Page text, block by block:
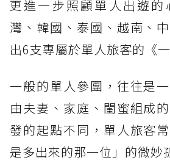
更進一步照顧單人出遊的
灣、韓國、泰國、越南、
出6支專屬於單人旅客的《
一般的單人參團，往往是
由夫妻、家庭、閨蜜組成
發的起點不同，單人旅客
是多出來的那一位」的微妙